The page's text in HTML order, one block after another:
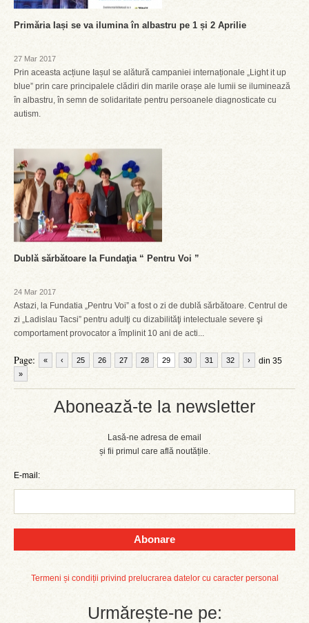
Abonează-te la newsletter
Lasă-ne adresa de email
și fii primul care află noutățile.
E-mail:
Abonare
Termeni și condiții privind prelucrarea datelor cu caracter personal
Urmărește-ne pe:
Primăria Iași se va ilumina în albastru pe 1 și 2 Aprilie
27 Mar 2017
Prin aceasta acțiune Iașul se alătură campaniei internaționale „Light it up
blue” prin care principalele clădiri din marile orașe ale lumii se iluminează
în albastru, în semn de solidaritate pentru persoanele diagnosticate cu
autism.
Dublă sărbătoare la Fundaţia “ Pentru Voi ”
24 Mar 2017
Astazi, la Fundatia „Pentru Voi” a fost o zi de dublă sărbătoare. Centrul de
zi „Ladislau Tacsi” pentru adulţi cu dizabilităţi intelectuale severe şi
comportament provocator a împlinit 10 ani de acti...
Page: « ‹ 25 26 27 28 29 30 31 32 din 35
›
»